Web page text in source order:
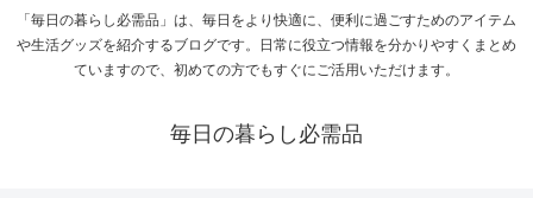
「毎日の暮らし必需品」は、毎日をより快適に、便利に過ごすためのアイテム
や生活グッズを紹介するブログです。日常に役立つ情報を分かりやすくまとめ
ていますので、初めての方でもすぐにご活用いただけます。
毎日の暮らし必需品